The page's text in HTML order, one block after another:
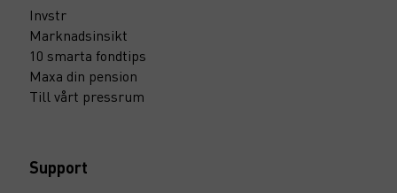
Invstr
Marknadsinsikt
10 smarta fondtips
Maxa din pension
Till vårt pressrum
Support